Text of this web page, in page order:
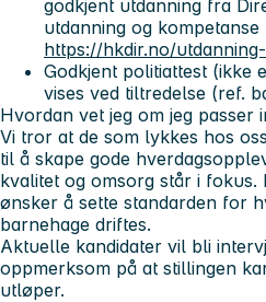
godkjent utdanning fra
utdanning og kompetanse
https://hkdir.no/
Godkjent politiattest (ikke
vises ved tiltredelse (ref.
Hvordan vet jeg om jeg passer
Vi tror at de som lykkes hos
til å skape gode
kvalitet og omsorg står i fokus.
ønsker å sette standarden for
barnehage driftes.
Aktuelle kandidater vil bli
oppmerksom på at stillingen
utløper.